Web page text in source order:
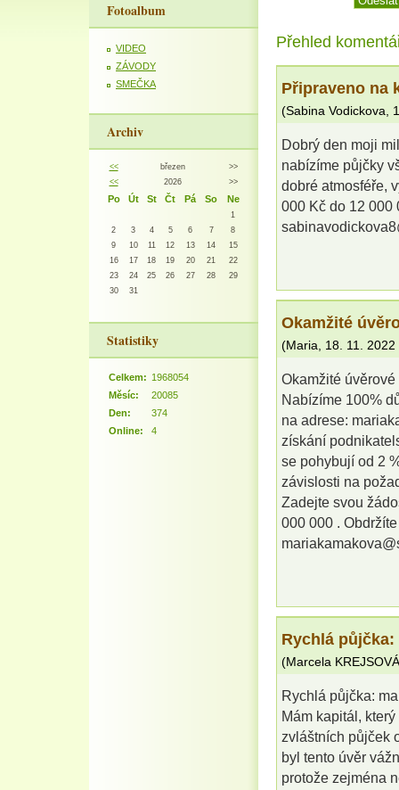
Fotoalbum
VIDEO
ZÁVODY
SMEČKA
Archiv
<< březen
>>
<<
2026 >>
Po Út St Čt Pá So Ne
1
2
3 4 5 6 7
8
9
10 11 12 13 14
15
16
17 18 19 20 21
22
23
24 25 26 27 28
29
30
31
Statistiky
Online: 4
Celkem: 1968054
Měsíc:
20085
Den:
374
Přehled
Připraveno na
(Sabina Vodickova
Dobrý den moji
nabízíme půjčky
dobré atmosféře,
000 Kč do 12 000
Okamžité
(Maria 18. 11. 2022
Okamžité
Nabízíme 100%
na adrese:
získání
se pohybují od 2
závislosti na
Zadejte svou
000 000 .
Rychlá
(Marcela KREJSOVÁ
Rychlá půjčka:
Mám kapitál,
zvláštních půjček
byl tento úvěr
protože zejména